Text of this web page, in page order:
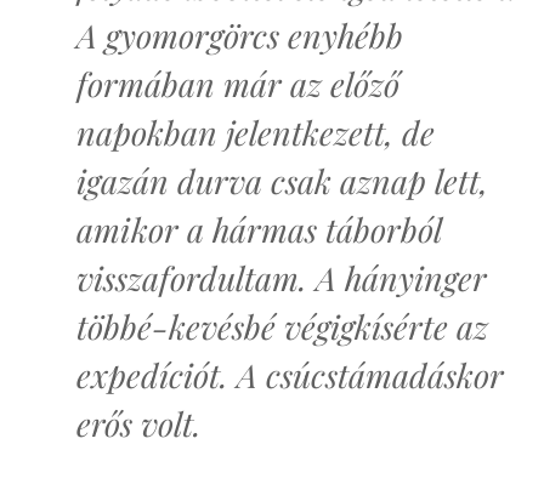
A gyomorgörcs enyhébb
formában már az előző
napokban jelentkezett, de
igazán durva csak aznap lett,
amikor a hármas táborból
visszafordultam. A hányinger
többé-kevésbé végigkísérte az
expedíciót. A csúcstámadáskor
erős volt.